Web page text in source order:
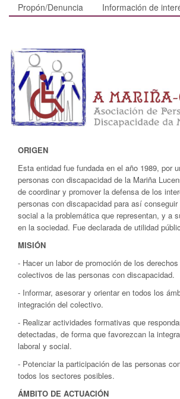
Propón/Denuncia
Información de
ORIGEN
Esta entidad fue fundada en el año 1989, por
personas con discapacidad de la Mariña
de coordinar y promover la defensa de los
personas con discapacidad para así
social a la problemática que representan, y a
en la sociedad. Fue declarada de utilidad
MISIÓN
- Hacer un labor de promoción de los
colectivos de las personas con discapacidad.
- Informar, asesorar y orientar en todos los
integración del colectivo.
- Realizar actividades formativas que
detectadas, de forma que favorezcan la
laboral y social.
- Potenciar la participación de las personas
todos los sectores posibles.
ÁMBITO DE ACTUACIÓN